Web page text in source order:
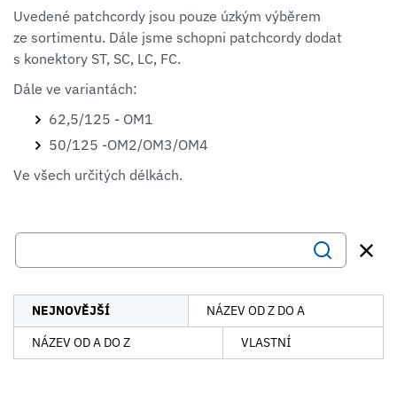
Uvedené patchcordy jsou pouze úzkým výběrem
ze sortimentu. Dále jsme schopni patchcordy dodat
s konektory ST, SC, LC, FC.
Dále ve variantách:
62,5/125 - OM1
50/125 -OM2/OM3/OM4
Ve všech určitých délkách.
NEJNOVĚJŠÍ
NÁZEV OD Z DO A
NÁZEV OD A DO Z
VLASTNÍ